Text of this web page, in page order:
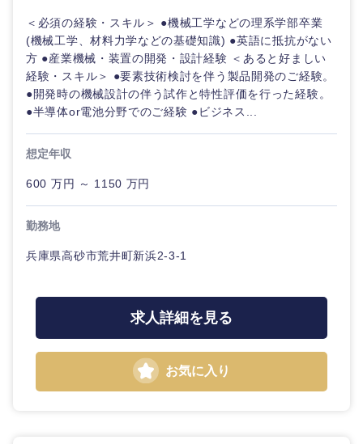
＜必須の経験・スキル＞ ●機械工学などの理系学部卒業
(機械工学、材料力学などの基礎知識) ●英語に抵抗がない
方 ●産業機械・装置の開発・設計経験 ＜あると好ましい
経験・スキル＞ ●要素技術検討を伴う製品開発のご経験。
●開発時の機械設計の伴う試作と特性評価を行った経験。
●半導体or電池分野でのご経験 ●ビジネス...
想定年収
600 万円 ～ 1150 万円
勤務地
兵庫県高砂市荒井町新浜2-3-1
求人詳細を見る
お気に入り